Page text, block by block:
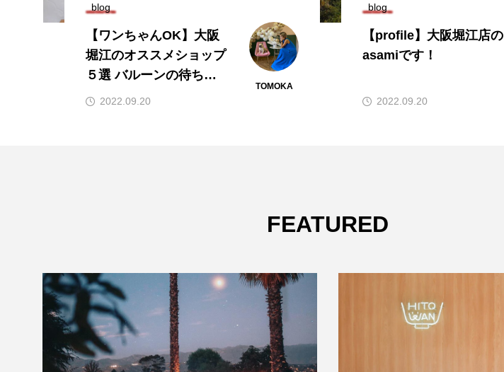
blog
【profile】大阪堀江店の
asamiです！
ASAMI
2022.09.20
blog
【profile】大阪堀江店の
yumeです！
2022.09.20
FEATURED